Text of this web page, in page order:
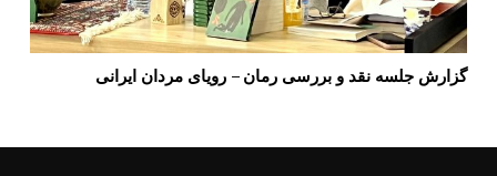
گزارش جلسه نقد و بررسی رمان – رویای مردان ایرانی